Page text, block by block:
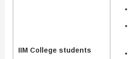
IIM College students